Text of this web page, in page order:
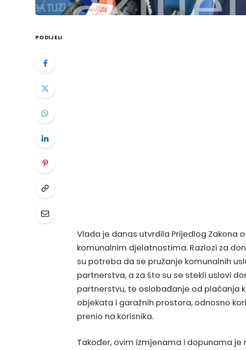
PODIJELI
Vlada je danas utvrdila Prijedlog Zakona
komunalnim djelatnostima. Razlozi za
su potreba da se pružanje komunalnih
partnerstva, a za što su se stekli uslovi
partnerstvu, te oslobađanje od plaćanja
objekata i garažnih prostora, odnosno
prenio na korisnika.
Također, ovim izmjenama i dopunama